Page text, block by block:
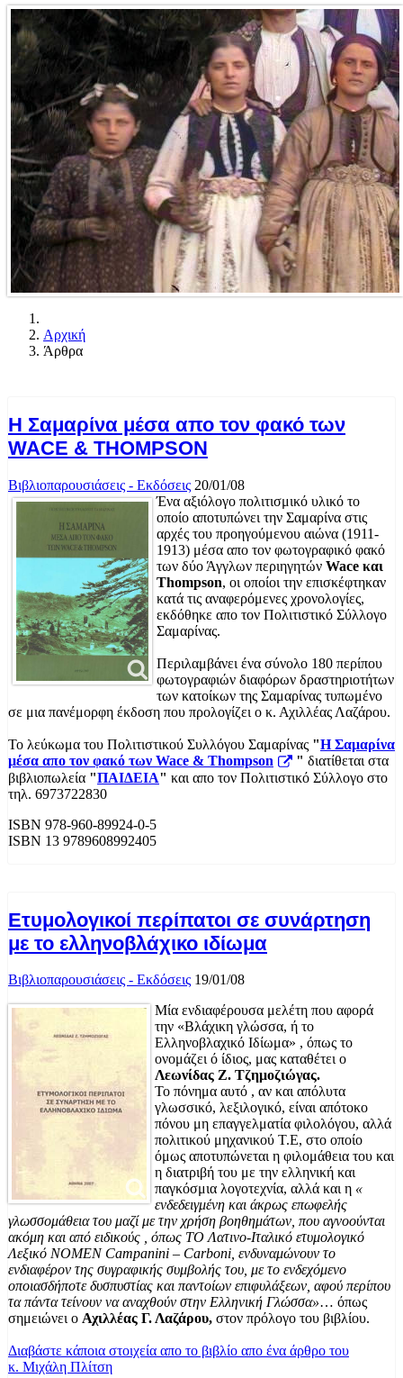
Αρχική
Άρθρα
Η Σαμαρίνα μέσα απο τον φακό των
WACE & THOMPSON
Βιβλιοπαρουσιάσεις - Εκδόσεις 20/01/08
Ένα αξιόλογο πολιτισμικό υλικό το
οποίο αποτυπώνει την Σαμαρίνα στις
αρχές του προηγούμενου αιώνα (1911-
1913) μέσα απο τον φωτογραφικό φακό
των δύο Άγγλων περιηγητών Wace και
Thompson, οι οποίοι την επισκέφτηκαν
κατά τις αναφερόμενες χρονολογίες,
εκδόθηκε απο τον Πολιτιστικό Σύλλογο
Σαμαρίνας.
Περιλαμβάνει ένα σύνολο 180 περίπου
φωτογραφιών διαφόρων δραστηριοτήτων
των κατοίκων της Σαμαρίνας τυπωμένο
σε μια πανέμορφη έκδοση που προλογίζει ο κ. Αχιλλέας Λαζάρου.
Το λεύκωμα του Πολιτιστικού Συλλόγου Σαμαρίνας "Η Σαμαρίνα
μέσα απο τον φακό των Wace & Thompson
" διατίθεται στα
βιβλιοπωλεία "ΠΑΙΔΕΙΑ" και απο τον Πολιτιστικό Σύλλογο στο
τηλ. 6973722830
ISBN 978-960-89924-0-5
ISBN 13 9789608992405
Ετυμολογικοί περίπατοι σε συνάρτηση
με το ελληνοβλάχικο ιδίωμα
Βιβλιοπαρουσιάσεις - Εκδόσεις 19/01/08
Μία ενδιαφέρουσα μελέτη που αφορά
την «Βλάχικη γλώσσα, ή το
Ελληνοβλαχικό Ιδίωμα» , όπως το
ονομάζει ό ίδιος, μας καταθέτει ο
Λεωνίδας Ζ. Τζημοζιώγας.
Το πόνημα αυτό , αν και απόλυτα
γλωσσικό, λεξιλογικό, είναι απότοκο
πόνου μη επαγγελματία φιλολόγου, αλλά
πολιτικού μηχανικού Τ.Ε, στο οποίο
όμως αποτυπώνεται η φιλομάθεια του και
η διατριβή του με την ελληνική και
παγκόσμια λογοτεχνία, αλλά και η «
ενδεδειγμένη και άκρως επωφελής
γλωσσομάθεια του μαζί με την χρήση βοηθημάτων, που αγνοούνται
ακόμη και από ειδικούς , όπως ΤΟ Λατινο-Ιταλικό ετυμολογικό
Λεξικό NOMEN Campanini – Carboni, ενδυναμώνουν το
ενδιαφέρον της συγραφικής συμβολής του, με το ενδεχόμενο
οποιασδήποτε δυσπυστίας και παντοίων επιφυλάξεων, αφού περίπου
τα πάντα τείνουν να αναχθούν στην Ελληνική Γλώσσα»… όπως
σημειώνει ο Αχιλλέας Γ. Λαζάρου, στον πρόλογο του βιβλίου.
Διαβάστε κάποια στοιχεία απο το βιβλίο απο ένα άρθρο του
κ. Μιχάλη Πλίτση